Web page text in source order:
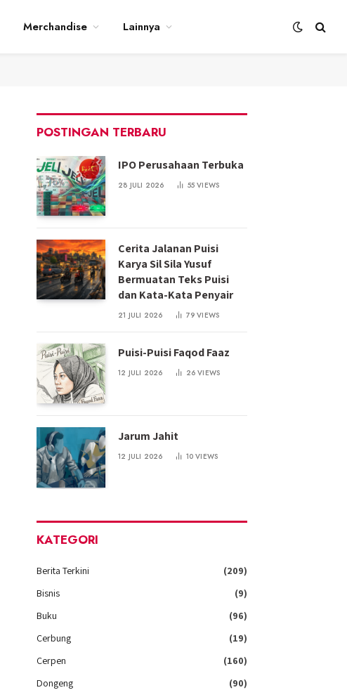
Merchandise Lainnya
POSTINGAN TERBARU
IPO Perusahaan Terbuka
28 JULI 2026 55VIEWS
Cerita Jalanan Puisi
Karya Sil Sila Yusuf
Bermuatan Teks Puisi
dan Kata-Kata Penyair
21 JULI 2026 79VIEWS
Puisi-Puisi Faqod Faaz
12 JULI 2026 26VIEWS
Jarum Jahit
12 JULI 2026 10VIEWS
KATEGORI
Berita Terkini
(209)
Bisnis
(9)
Buku
(96)
Cerbung
(19)
Cerpen
(160)
Dongeng
(90)